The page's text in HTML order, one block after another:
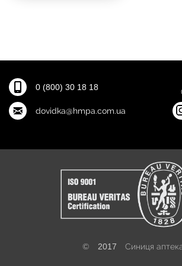
0 (800) 30 18 18
dovidka@hmpa.com.ua
© 2017 Синиця